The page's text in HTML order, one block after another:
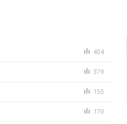
404
379
155
170